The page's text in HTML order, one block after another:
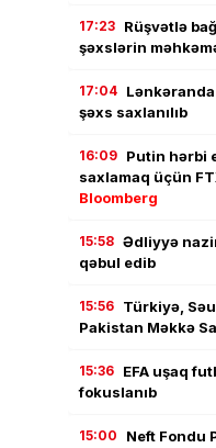
17:23 Rüşvətlə
şəxslərin
17:04
şəxs saxlanılıb
16:09 Putin hərbi
saxlamaq üçün
Bloomberg
15:58 Ədliyyə
qəbul edib
15:56 Türkiyə,
Pakistan Məkkə
15:36 EFA uşaq
fokuslanıb
15:00
Neft Fondu